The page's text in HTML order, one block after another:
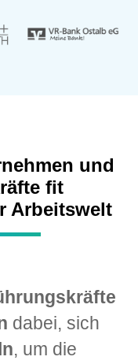
und
fit
Arbeitswelt
dabei, sich
, um die